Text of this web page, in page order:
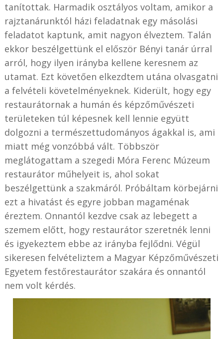
tanítottak. Harmadik osztályos voltam, amikor a
rajztanárunktól házi feladatnak egy másolási
feladatot kaptunk, amit nagyon élveztem. Talán
ekkor beszélgettünk el először Bényi tanár úrral
arról, hogy ilyen irányba kellene keresnem az
utamat. Ezt követően elkezdtem utána olvasgatni
a felvételi követelményeknek. Kiderült, hogy egy
restaurátornak a humán és képzőművészeti
területeken túl képesnek kell lennie együtt
dolgozni a természettudományos ágakkal is, ami
miatt még vonzóbbá vált. Többször
meglátogattam a szegedi Móra Ferenc Múzeum
restaurátor műhelyeit is, ahol sokat
beszélgettünk a szakmáról. Próbáltam körbejárni
ezt a hivatást és egyre jobban magaménak
éreztem. Onnantól kezdve csak az lebegett a
szemem előtt, hogy restaurátor szeretnék lenni
és igyekeztem ebbe az irányba fejlődni. Végül
sikeresen felvételiztem a Magyar Képzőművészeti
Egyetem festőrestaurátor szakára és onnantól
nem volt kérdés.